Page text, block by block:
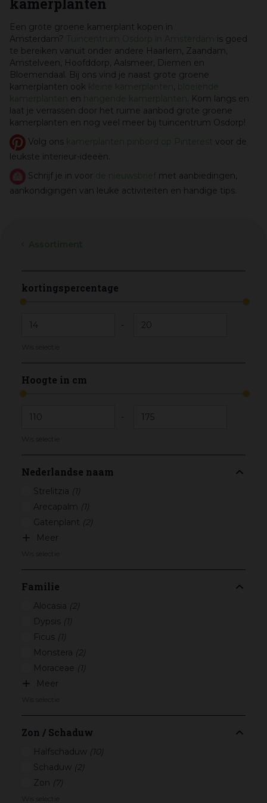
kamerplanten
Een grote groene kamerplant kopen in
Amsterdam?
is goed
te bereiken vanuit onder andere Haarlem, Zaandam,
Amstelveen, Hoofddorp, Aalsmeer, Diemen en
Bloemendaal. Bij ons vind je naast grote groene
kamerplanten ook
,
en
. Kom langs en
laat je verrassen door het ruime aanbod grote groene
kamerplanten en nog veel meer bij tuincentrum Osdorp!
Volg ons
voor de
leukste interieur-ideeën.
Schrijf je in voor
met aanbiedingen,
aankondigingen van leuke activiteiten en handige tips.
kortingspercentage
-
Hoogte in cm
-
Nederlandse naam
Strelitzia (1)
Arecapalm (1)
Gatenplant (2)
Meer
Familie
Alocasia (2)
Dypsis (1)
Ficus (1)
Monstera (2)
Moraceae (1)
Meer
Zon / Schaduw
Halfschaduw
(10)
Schaduw
(2)
Zon (7)